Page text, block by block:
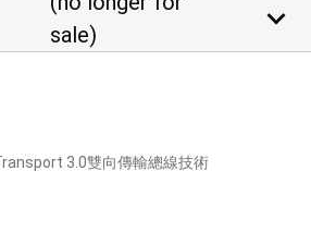
sale)
keyboard_arrow_down
3.0雙向傳輸總線技術